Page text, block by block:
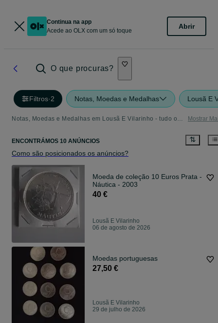
Continua na app
Acede ao OLX com um só toque
Abrir
O que procuras?
Filtros·2 Notas, Moedas e Medalhas Lousã E
Notas, Moedas e Medalhas em Lousã E Vilarinho - tudo o que precisa Mostrar
ENCONTRÁMOS 10 ANÚNCIOS
Como são posicionados os anúncios?
Moeda de coleção 10 Euros Prata -
Náutica - 2003
40 €
Lousã E Vilarinho
06 de agosto de 2026
Moedas portuguesas
27,50 €
Lousã E Vilarinho
29 de julho de 2026